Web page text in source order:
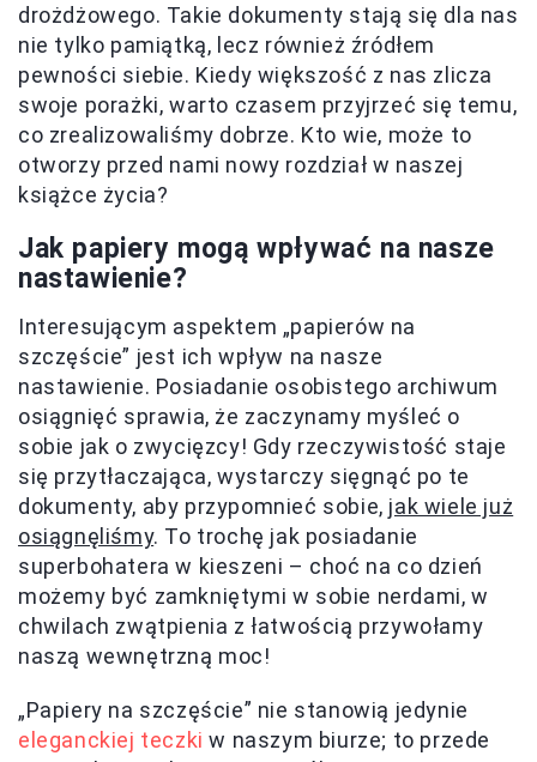
drożdżowego. Takie dokumenty stają się dla nas
nie tylko pamiątką, lecz również źródłem
pewności siebie. Kiedy większość z nas zlicza
swoje porażki, warto czasem przyjrzeć się temu,
co zrealizowaliśmy dobrze. Kto wie, może to
otworzy przed nami nowy rozdział w naszej
książce życia?
Jak papiery mogą wpływać na nasze
nastawienie?
Interesującym aspektem „papierów na
szczęście” jest ich wpływ na nasze
nastawienie. Posiadanie osobistego archiwum
osiągnięć sprawia, że zaczynamy myśleć o
sobie jak o zwycięzcy! Gdy rzeczywistość staje
się przytłaczająca, wystarczy sięgnąć po te
dokumenty, aby przypomnieć sobie, jak wiele już
osiągnęliśmy. To trochę jak posiadanie
superbohatera w kieszeni – choć na co dzień
możemy być zamkniętymi w sobie nerdami, w
chwilach zwątpienia z łatwością przywołamy
naszą wewnętrzną moc!
„Papiery na szczęście” nie stanowią jedynie
eleganckiej teczki w naszym biurze; to przede